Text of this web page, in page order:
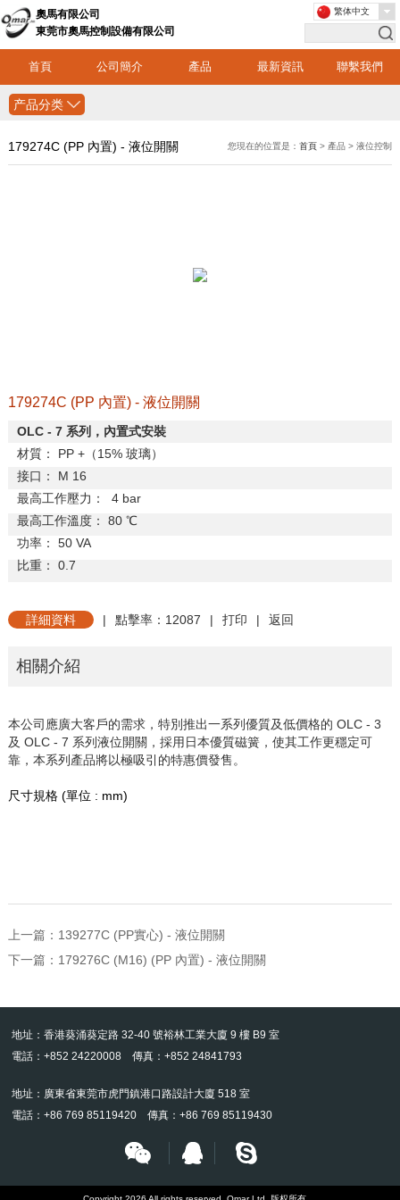
奧馬有限公司
東莞市奧馬控制設備有限公司
首頁 公司簡介 產品 最新資訊 聯繫我們
繁体中文
产品分类
179274C (PP 內置) - 液位開關 您現在的位置是：首頁 > 產品 > 液位控制
179274C (PP 內置) - 液位開關
OLC - 7 系列，內置式安裝
材質： PP +（15% 玻璃）
接口：
M 16
最高工作壓力：
4 bar
最高工作溫度：
80 ℃
功率：
50 VA
比重： 0.7
詳細資料 | 點擊率：12087 | 打印 | 返回
相關介紹
本公司應廣大客戶的需求，特別推出一系列優質及低價格的 OLC - 3
及 OLC - 7 系列液位開關，採用日本優質磁簧，使其工作更穩定可
靠，本系列產品將以極吸引的特惠價發售。
尺寸規格(單位 : mm)
上一篇： 139277C (PP實心) - 液位開關
下一篇： 179276C (M16) (PP 內置) - 液位開關
地址：香港葵涌葵定路 32-40 號裕林工業大廈 9 樓 B9 室
電話：+852 24220008 傳真：+852 24841793
地址：廣東省東莞市虎門鎮港口路設計大廈 518 室
電話：+86 769 85119420 傳真：+86 769 85119430